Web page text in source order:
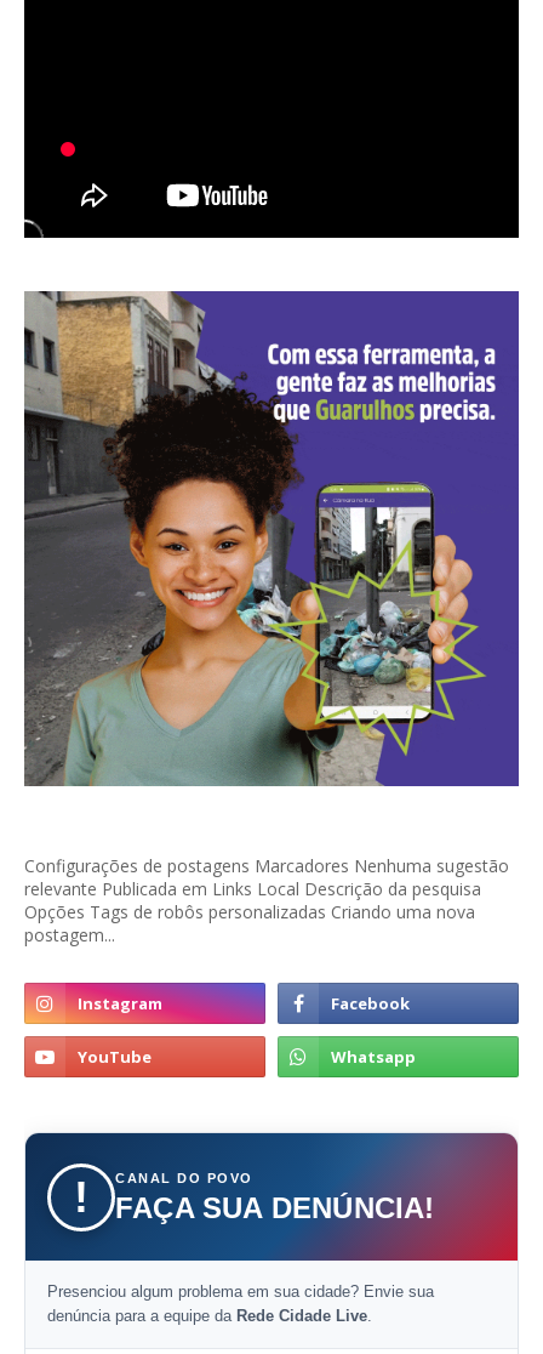
Configurações de postagens Marcadores Nenhuma sugestão
relevante Publicada em Links Local Descrição da pesquisa
Opções Tags de robôs personalizadas Criando uma nova
postagem...
! CANAL DO POVO
FAÇA SUA DENÚNCIA!
Presenciou algum problema em sua cidade? Envie sua
denúncia para a equipe da Rede Cidade Live.